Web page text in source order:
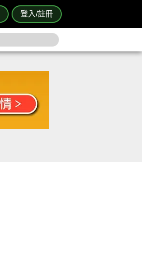
登入/註冊